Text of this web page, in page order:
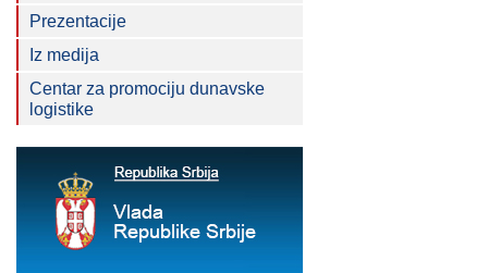
Prezentacije
Iz medija
Centar za promociju dunavske
logistike